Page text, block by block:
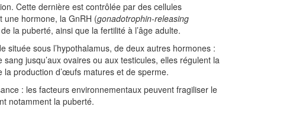
Cette dernière est contrôlée par des cellules
une hormone, la GnRH (gonadotrophin-releasing
la puberté, ainsi que la fertilité à l’âge adulte.
située sous l’hypothalamus, de deux autres hormones :
jusqu’aux ovaires ou aux testicules, elles régulent la
production d’œufs matures et de sperme.
: les facteurs environnementaux peuvent fragiliser le
notamment la puberté.